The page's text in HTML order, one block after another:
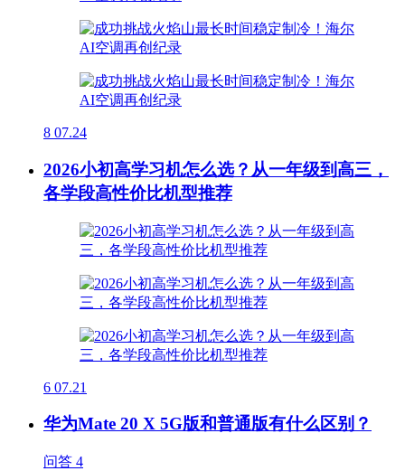
8 07.24
2026小初高学习机怎么选？从一年级到高三，
各学段高性价比机型推荐
6 07.21
华为Mate 20 X 5G版和普通版有什么区别？
问答 4